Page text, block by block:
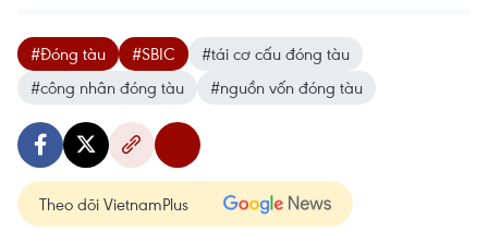
#Đóng tàu #SBIC
#tái cơ cấu đóng tàu
#công nhân đóng tàu
#nguồn vốn đóng tàu
Theo dõi VietnamPlus